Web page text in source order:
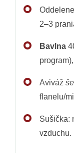
2–3
Bavlna
program),
Aviváž
flanelu/
Sušička:
vzduchu.